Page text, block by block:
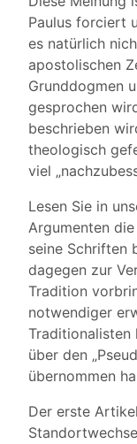
Paulus forciert
es natürlich
apostolischen
Grunddogmen
gesprochen
beschrieben
theologisch
viel
Lesen Sie in
Argumenten
seine Schriften
dagegen zur
Tradition
notwendiger
Traditionalisten
über den
übernommen
Der erste